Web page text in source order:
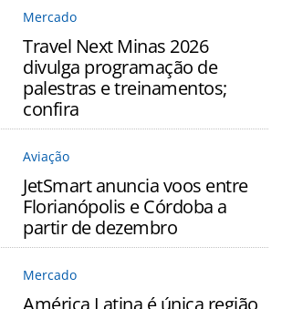
Mercado
Travel Next Minas 2026
divulga programação de
palestras e treinamentos;
confira
Aviação
JetSmart anuncia voos entre
Florianópolis e Córdoba a
partir de dezembro
Mercado
América Latina é única região